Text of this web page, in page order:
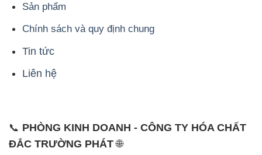
Sản phẩm
Chính sách và quy định chung
Tin tức
Liên hệ
📞 PHÒNG KINH DOANH - CÔNG TY HÓA CHẤT
ĐẮC TRƯỜNG PHÁT🌐